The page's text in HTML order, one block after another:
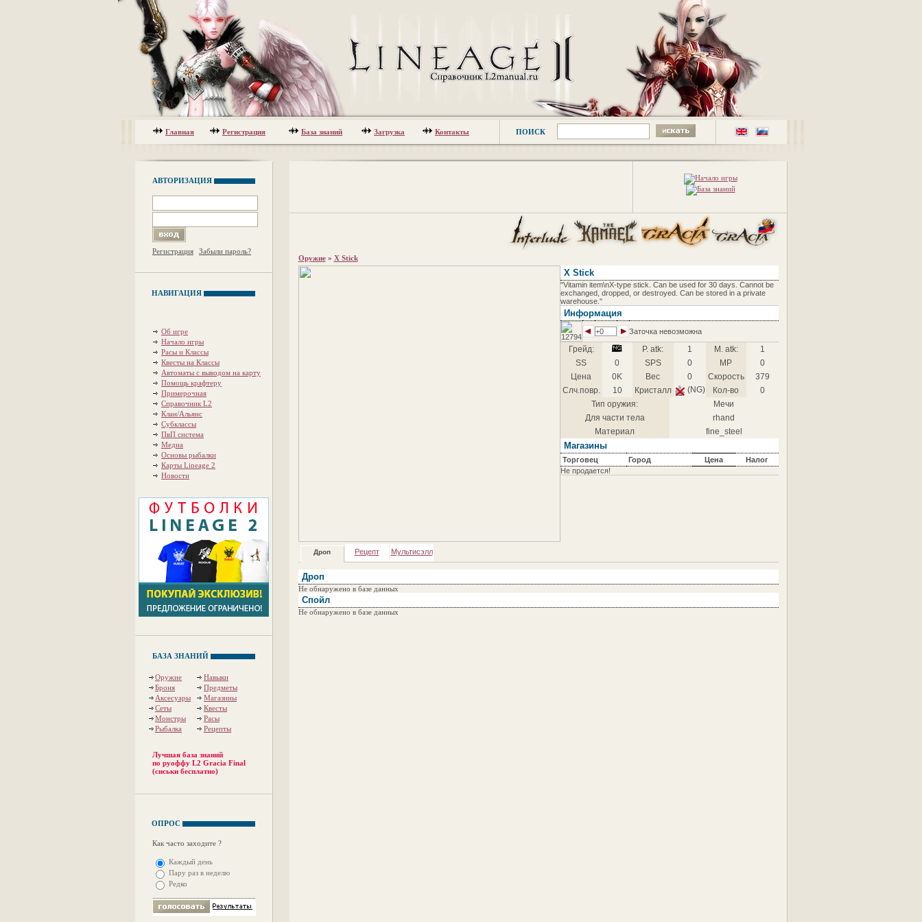
Главная Регистрация База знаний Загрузка Контакты ПОИСК
АВТОРИЗАЦИЯ
Регистрация Забыли пароль?
НАВИГАЦИЯ
Об игре
Начало игры
Расы и Классы
Квесты на Классы
Автоматы с выводом на карту
Помощь крафтеру
Примерочная
Справочник L2
Клан/Альянс
Субклассы
ПвП система
Медиа
Основы рыбалки
Карты Lineage 2
Новости
БАЗА ЗНАНИЙ
Оружие
Навыки
Броня
Предметы
Аксесуары
Магазины
Сеты
Квесты
Монстры
Расы
Рыбалка
Рецепты
Лучшая база знаний
по руоффу L2 Gracia Final
(сиськи бесплатно)
ОПРОС
Как часто заходите ?
Каждый день
Пару раз в неделю
Редко
Оружие» X Stick
X Stick
"Vitamin item\nX-type stick. Can be used for 30 days. Cannot be
exchanged, dropped, or destroyed. Can be stored in a private
warehouse."
Информация
+0 Заточка невозможна
Грейд: P. atk: 1 M. atk:
1
SS
0 SPS 0 MP
0
Цена
0K Вес 0 Скорость
379
Слч.повр.
10 Кристалл (NG) Кол-во
0
Тип оружия:
Мечи
Для части тела
rhand
Материал
fine_steel
Магазины
Торговец Город Цена
Налог
Не продается!
Дроп Рецепт Мультисэлл
Дроп
Не обнаружено в базе данных
Спойл
Не обнаружено в базе данных